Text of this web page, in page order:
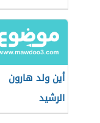
أين ولد هارون
الرشيد